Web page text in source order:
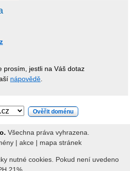
prosím, jestli na Váš dotaz
nápovědě
Všechna práva vyhrazena.
| akce | mapa stránek
nutné cookies. Pokud není uvedeno